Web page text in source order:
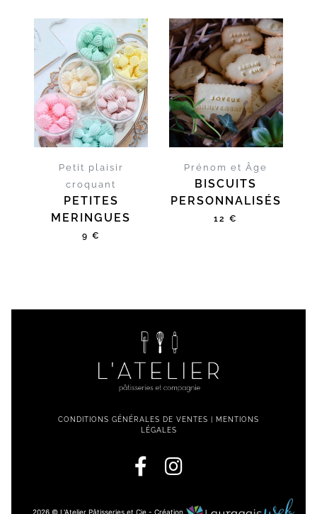
D'INFOS
Petit plaisir
croquant
PETITES
MERINGUES
9 €
D'INFOS
Prénom et Âge
BISCUITS
PERSONNALISÉS
12 €
CONDITIONS GÉNÉRALES DE VENTES
MENTIONS
LÉGALES
2026 © L'Atelier Pâtisseries et Cie - Création